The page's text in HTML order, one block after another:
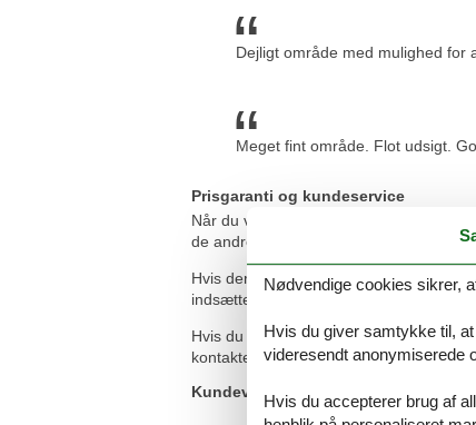
Dejligt område med mulighed for
Meget fint område. Flot udsigt.
Prisgaranti og kundeservice
Når du vælger at leje et sommerhus
de andre udlejningsbureauer, som
Hvis der en sjælden gang sker en fejl i
indsættes direkte på din konto.
Hvis du sidder tilbage med spørgsmål
kontakte os. Send en mail til
Kundevurderinger af Feline Holidays
Nødvendige cookies sikrer,
Hvis du giver samtykke til,
videresendt anonymiserede
Hvis du accepterer brug af